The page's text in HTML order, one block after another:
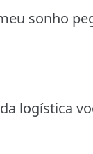
sonho
logística